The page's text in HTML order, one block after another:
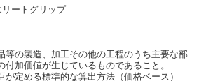
ートグリップ
等の製造、加工その他の工程のうち主要な部
加価値が生じているものであること。
定める標準的な算出方法（価格ベース）